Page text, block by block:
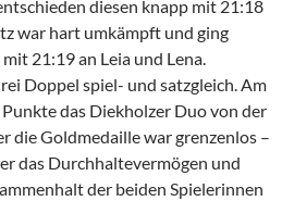
diesen knapp mit 21:18
war hart umkämpft und ging
21:19 an Leia und Lena.
Doppel spiel- und satzgleich. Am
das Diekholzer Duo von der
die Goldmedaille war grenzenlos –
das Durchhaltevermögen und
der beiden Spielerinnen